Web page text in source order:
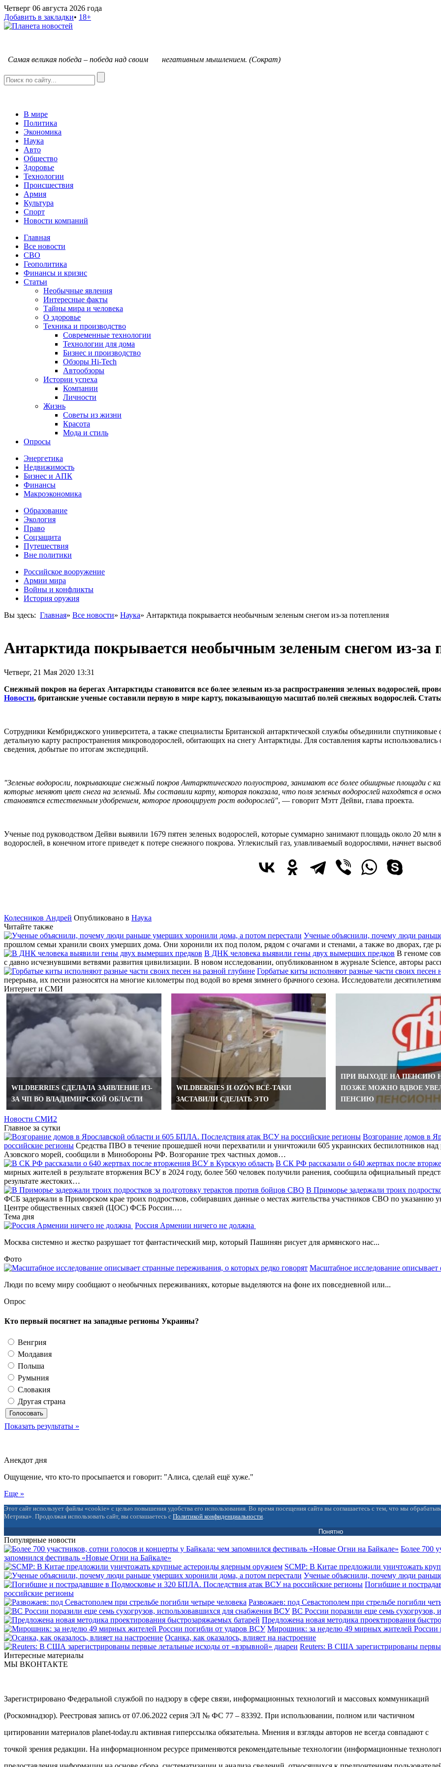
Четверг 06 августа 2026 года
Добавить в закладки• 18+
Самая великая победа – победа над своим негативным мышлением. (Сократ)
В мире
Политика
Экономика
Наука
Авто
Общество
Здоровье
Технологии
Происшествия
Армия
Культура
Спорт
Новости компаний
Главная
Все новости
СВО
Геополитика
Финансы и кризис
Статьи
Необычные явления
Интересные факты
Тайны мира и человека
О здоровье
Техника и производство
Современные технологии
Технологии для дома
Бизнес и производство
Обзоры Hi-Tech
Автообзоры
Истории успеха
Компании
Личности
Жизнь
Советы из жизни
Красота
Мода и стиль
Опросы
Энергетика
Недвижимость
Бизнес и АПК
Финансы
Макроэкономика
Образование
Экология
Право
Соцзащита
Путешествия
Вне политики
Российское вооружение
Армии мира
Войны и конфликты
История оружия
Вы здесь: Главная» Все новости» Наука» Антарктида покрывается необычным зеленым снегом из-за потепления
Антарктида покрывается необычным зеленым снегом из-за
Четверг, 21 Мая 2020 13:31
Снежный покров на берегах Антарктиды становится все более зеленым из-за распространения зеленых водорослей,
Новости, британские ученые составили первую в мире карту, показывающую масштаб полей снежных водорослей.
Сотрудники Кембриджского университета, а также специалисты Британской антарктической службы объединили
детальную карту распространения микроводорослей, обитающих на снегу Антарктиды. Для составления карты
сведения, добытые по итогам экспедиций.
"Зеленые водоросли, покрывающие снежный покров Антарктического полуострова, занимают все более обширные площади с
которые меняют цвет снега на зеленый. Мы составили карту, которая показала, что поля зеленых водорослей находятся в
становятся естественным удобрением, которое провоцирует рост водорослей", — говорит Мэтт Дейви, глава проекта.
Ученые под руководством Дейви выявили 1679 пятен зеленых водорослей, которые суммарно занимают площадь около 20
водорослей, в конечном итоге приведет к потере снежного покрова. Углекислый газ, улавливаемый водорослями, начнет
Колесников Андрей Опубликовано в Наука
Читайте также
Ученые объяснили, почему люди
прошлом семьи хранили своих умерших дома. Они хоронили их под полом, рядом с очагами и стенами, а также во дворах, где
В ДНК человека выявили гены двух вымерших предков В геноме
с давно исчезнувшими ветвями развития цивилизации. В новом исследовании, опубликованном в журнале Science, авторы
Горбатые киты исполняют разные части своих песен
перерыва, их песни разносятся на многие километры под водой во время зимнего брачного сезона. Исследователи
Интернет и СМИ
WILDBERRIES CДЕЛАЛА ЗАЯВЛЕНИЕ ИЗ-
ЗА ЧП ВО ВЛАДИМИРСКОЙ ОБЛАСТИ
WILDBERRIES И OZON ВСЁ-ТАКИ
ЗАСТАВИЛИ СДЕЛАТЬ ЭТО
ПРИ ВЫХОДЕ НА ПЕНСИЮ
ПОЗЖЕ МОЖНО ВДВОЕ
ПЕНСИЮ
Новости СМИ2
Главное за сутки
Возгорание домов в
российские регионы Средства ПВО в течение прошедшей ночи перехватили и уничтожили 605 украинских беспилотников
Азовского морей, сообщили в Минобороны РФ. Возгорание трех частных домов…
В СК РФ рассказали о 640 жертвах после
мирных жителей в результате вторжения ВСУ в 2024 году, более 560 человек получили ранения, сообщила официальный
результате жестоких…
В Приморье задержали троих
ФСБ задержали в Приморском крае троих подростков, собиравших данные о местах жительства участников СВО по указанию
Центре общественных связей (ЦОС) ФСБ России.…
Тема дня
Россия Армении ничего не должна
Москва системно и жестко разрушает тот фантастический мир, который Пашинян рисует для армянского нас...
Фото
Масштабное исследование
Люди по всему миру сообщают о необычных переживаниях, которые выделяются на фоне их повседневной или...
Опрос
Кто первый посягнет на западные регионы Украины?
Венгрия
Молдавия
Польша
Румыния
Словакия
Другая страна
Показать результаты »
Анекдот дня
Ощущение, что кто-то просыпается и говорит: "Алиса, сделай ещё хуже."
Еще »
Этот сайт использует файлы «cookie» с целью повышения удобства его использования. Во время посещения сайта вы соглашаетесь с тем, что мы
Метрика». Продолжая использовать сайт, вы соглашаетесь с Политикой конфиденциальности.
Понятно
Популярные новости
Более 700
запомнился фестиваль «Новые Огни на Байкале»
SCMP: В Китае предложили уничтожать
Ученые объяснили, почему люди
Погибшие и
российские регионы
Развожаев: под Севастополем при стрельбе погибли
ВС России поразили еще семь
Предложена новая методика проектирования
Мирошник: за неделю 49 мирных жителей России
Осанка, как оказалось, влияет на настроение
Reuters: В США зарегистрированы
Интересные материалы
МЫ ВКОНТАКТЕ
Зарегистрировано Федеральной службой по надзору в сфере связи, информационных технологий и массовых коммуникаций
(Роскомнадзор). Реестровая запись от 07.06.2022 серия ЭЛ № ФС 77 – 83392. При использовании, полном или частичном
цитировании материалов planet-today.ru активная гиперссылка обязательна. Мнения и взгляды авторов не всегда совпадают с
точкой зрения редакции. На информационном ресурсе применяются рекомендательные технологии (информационные